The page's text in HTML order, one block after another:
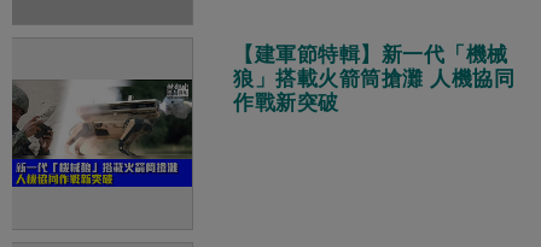
【建軍節特輯】新一代「機械
狼」搭載火箭筒搶灘 人機協同
作戰新突破